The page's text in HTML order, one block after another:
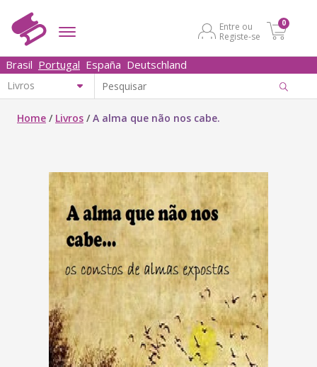
Entre ou
Registe-se
0
Brasil Portugal España Deutschland
Home / Livros /A alma que não nos cabe.